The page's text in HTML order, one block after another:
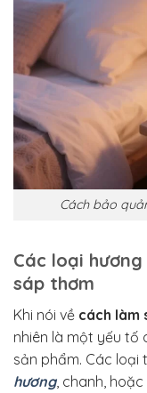
Cách bảo
Các loại
sáp thơm
Khi nói về cách làm
nhiên là một yếu tố
sản phẩm. Các loại
hương, chanh,